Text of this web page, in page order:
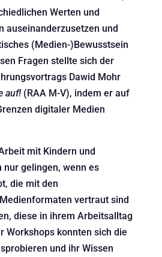
Werten und
auseinanderzusetzen und
(Medien-)Bewusstsein
Fragen stellte sich der
Dawid Mohr
auf!(RAA M-V), indem er auf
digitaler Medien
mit Kindern und
nur gelingen, wenn es
die mit den
vertraut sind
diese in ihrem Arbeitsalltag
Workshops konnten sich die
und ihr Wissen